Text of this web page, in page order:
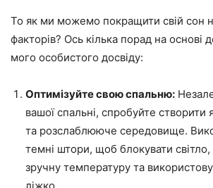
То як ми можемо покращити свій сон
факторів? Ось кілька порад на основі
мого особистого досвіду:
Оптимізуйте свою спальню:
вашої спальні, спробуйте створити
та розслаблююче середовище.
темні штори, щоб блокувати світло,
зручну температуру та